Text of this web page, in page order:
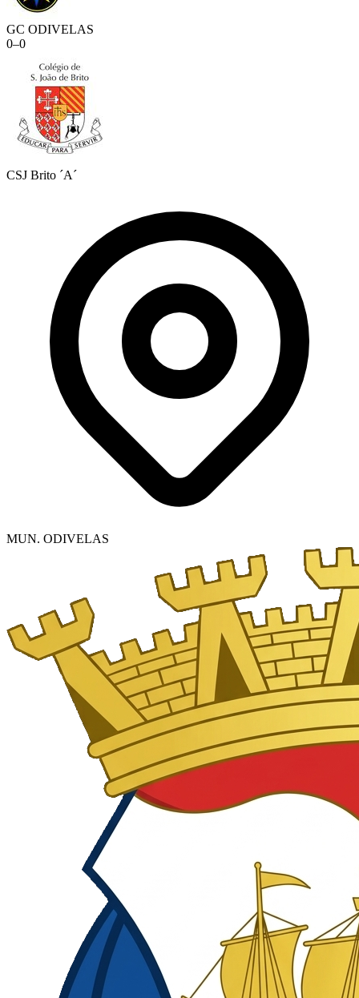
GC ODIVELAS
0–0
CSJ Brito ´A´
MUN. ODIVELAS